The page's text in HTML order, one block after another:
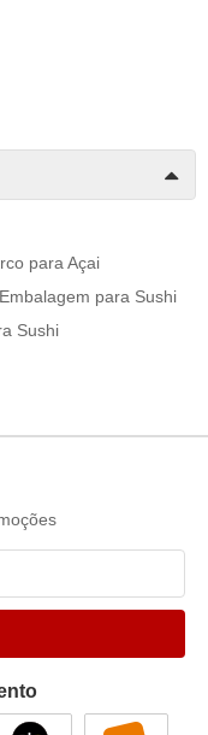
para Açai
Embalagem para Sushi
Sushi